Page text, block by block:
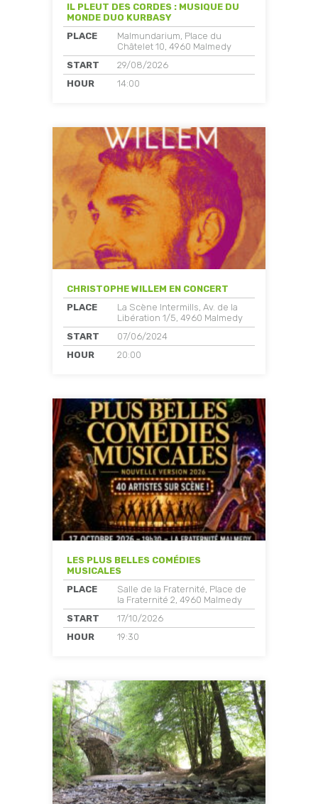
IL PLEUT DES CORDES : MUSIQUE DU
MONDE DUO KURBASY
PLACE
Malmundarium, Place du
Châtelet 10, 4960 Malmedy
START
29/08/2026
HOUR
14:00
CHRISTOPHE WILLEM EN CONCERT
PLACE
La Scène Intermills, Av. de la
Libération 1/5, 4960 Malmedy
START
07/06/2024
HOUR
20:00
LES PLUS BELLES COMÉDIES
MUSICALES
PLACE
Salle de la Fraternité, Place de
la Fraternité 2, 4960 Malmedy
START
17/10/2026
HOUR
19:30